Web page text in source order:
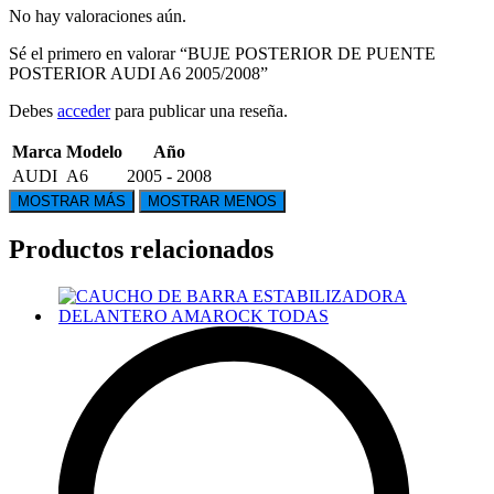
No hay valoraciones aún.
Sé el primero en valorar “BUJE POSTERIOR DE PUENTE
POSTERIOR AUDI A6 2005/2008”
Debes accederpara publicar una reseña.
Marca Modelo
Año
AUDI A6 2005 - 2008
Productos relacionados